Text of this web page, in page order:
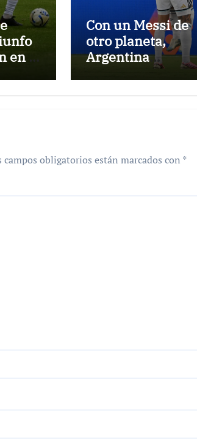
en el
Con un Messi de
otro planeta,
Argentina
campos obligatorios están marcados con *